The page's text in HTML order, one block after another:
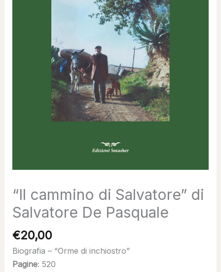
“Il cammino di Salvatore” di
Salvatore De Pasquale
€20,00
Biografia – “Orme di inchiostro”
Pagine: 520